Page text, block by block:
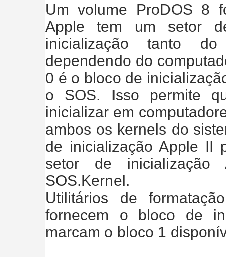
Um volume ProDOS 8
Apple tem um setor
inicialização tanto
dependendo do
0 é o bloco de
o SOS. Isso permite
inicializar em
ambos os kernels do
de inicialização Apple II
setor de
SOS.Kernel.
Utilitários de
fornecem o bloco de
marcam o bloco 1